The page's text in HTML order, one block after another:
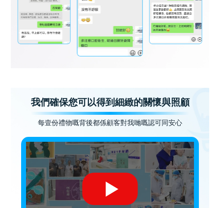
我們確保您可以得到細緻的關懷與照顧
每壹份禮物嘅背後都係顧客對我哋嘅認可同安心